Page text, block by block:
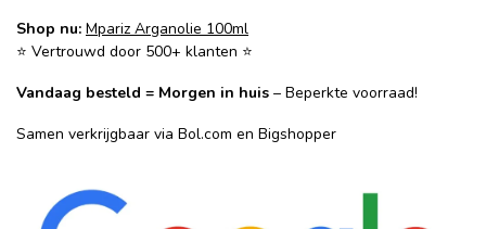
Shop nu: Mpariz Arganolie 100ml
⭐ Vertrouwd door 500+ klanten ⭐
Vandaag besteld = Morgen in huis – Beperkte voorraad!
Samen verkrijgbaar via Bol.com en Bigshopper